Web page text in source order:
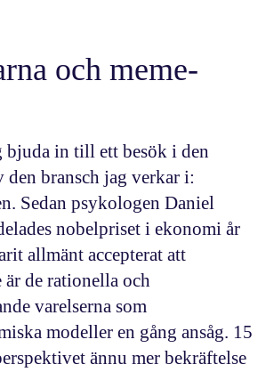
och meme-
in till ett besök i den
den bransch jag verkar i:
Sedan psykologen Daniel
nobelpriset i ekonomi år
allmänt accepterat att
de rationella och
varelserna som
modeller en gång ansåg. 15
ännu mer bekräftelse